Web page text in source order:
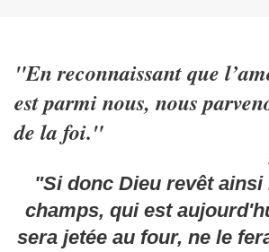
"En reconnaissant que
est parmi nous, nous
de la foi."
"Si donc Dieu revêt ainsi
champs, qui est
sera jetée au four, ne le